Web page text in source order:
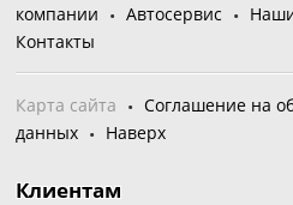
компании
Автосервис
Контакты
Карта сайта
Соглашение на
данных
Наверх
Клиентам